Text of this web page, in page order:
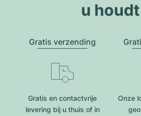
u houdt
Gratis verzending
Gratis en contactvrije
levering bij u thuis of in
Onze